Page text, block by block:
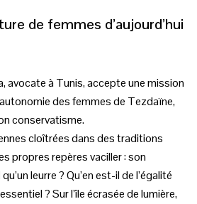
de femmes d’aujourd’hui
avocate à Tunis, accepte une mission
des femmes de Tezdaïne,
conservatisme.
cloîtrées dans des traditions
propres repères vaciller : son
leurre ? Qu’en est-il de l’égalité
? Sur l’île écrasée de lumière,